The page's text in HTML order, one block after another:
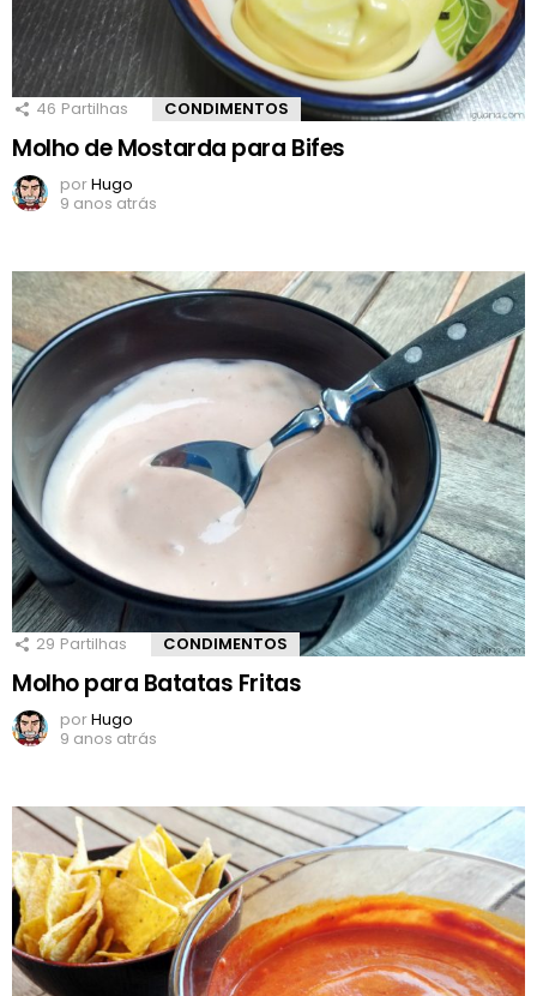
46 Partilhas CONDIMENTOS
Molho de Mostarda para Bifes
porHugo
9 anos atrás
29 Partilhas CONDIMENTOS
Molho para Batatas Fritas
porHugo
9 anos atrás